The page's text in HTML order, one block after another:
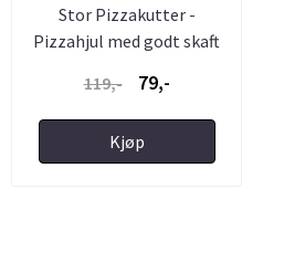
Stor Pizzakutter -
Pizzahjul med godt skaft
119,-
79,-
Kjøp